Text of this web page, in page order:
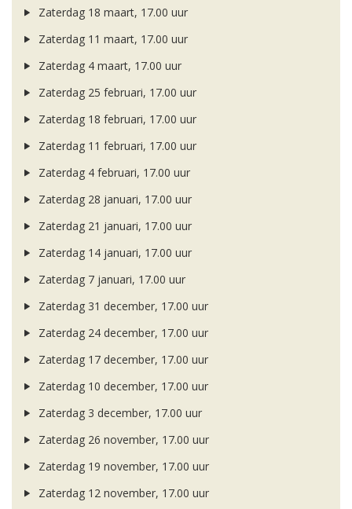
Zaterdag 18 maart, 17.00 uur
Zaterdag 11 maart, 17.00 uur
Zaterdag 4 maart, 17.00 uur
Zaterdag 25 februari, 17.00 uur
Zaterdag 18 februari, 17.00 uur
Zaterdag 11 februari, 17.00 uur
Zaterdag 4 februari, 17.00 uur
Zaterdag 28 januari, 17.00 uur
Zaterdag 21 januari, 17.00 uur
Zaterdag 14 januari, 17.00 uur
Zaterdag 7 januari, 17.00 uur
Zaterdag 31 december, 17.00 uur
Zaterdag 24 december, 17.00 uur
Zaterdag 17 december, 17.00 uur
Zaterdag 10 december, 17.00 uur
Zaterdag 3 december, 17.00 uur
Zaterdag 26 november, 17.00 uur
Zaterdag 19 november, 17.00 uur
Zaterdag 12 november, 17.00 uur